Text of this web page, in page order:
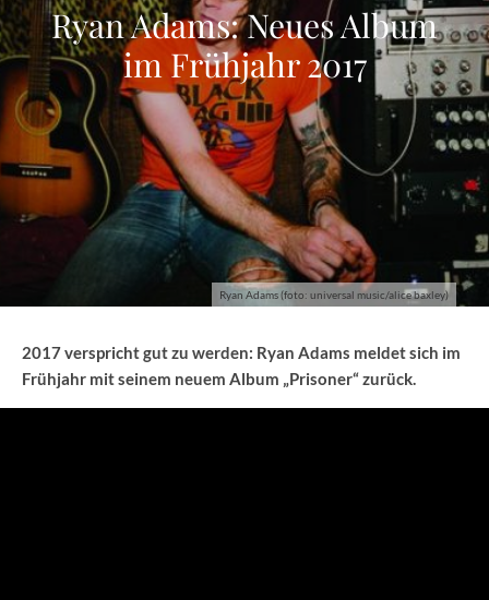
Ryan Adams (foto: universal music/alice baxley)
Ryan Adams: Neues Album
im Frühjahr 2017
2017 verspricht gut zu werden: Ryan Adams meldet sich im
Frühjahr mit seinem neuem Album „Prisoner“ zurück.